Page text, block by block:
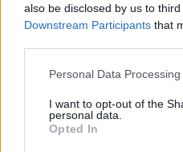
also be disclosed by us to
Downstream Participants that
Personal Data
I want to opt-out of the
personal data.
Opted In
CHELSEA:Begovic;
Azpilicueta; Fabregas,
Pedro(Loftus-CHeek 92′);
Amelia, Djilobodji,